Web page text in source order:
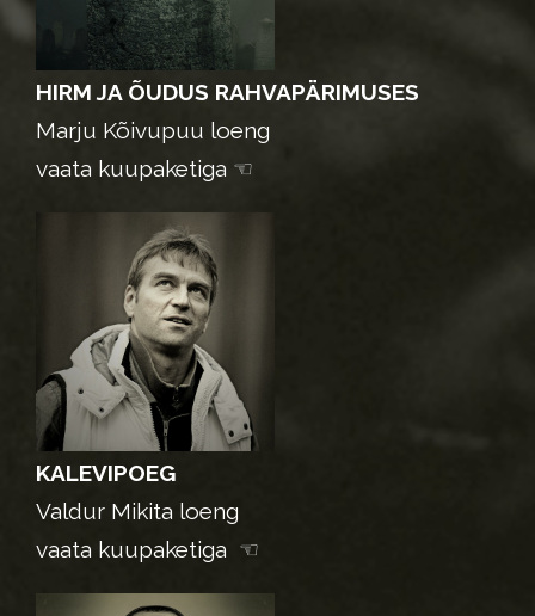
HIRM JA ÕUDUS RAHVAPÄRIMUSES
Marju Kõivupuu loeng
vaata kuupaketiga ☜
KALEVIPOEG
Valdur Mikita loeng
vaata kuupaketiga ☜